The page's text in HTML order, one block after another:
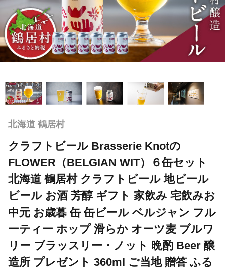
北海道 鶴居村
クラフトビール Brasserie Knotの
FLOWER（BELGIAN WIT）６缶セット
北海道 鶴居村 クラフトビール 地ビール
ビール お酒 芳醇 ギフト 家飲み 宅飲みお
中元 お歳暮 缶 缶ビール ベルジャン フル
ーティー ホップ 滑らか オーツ麦 ブルワ
リー ブラッスリー・ノット 晩酌 Beer 醸
造所 プレゼント 360ml ご当地 贈答 ふる